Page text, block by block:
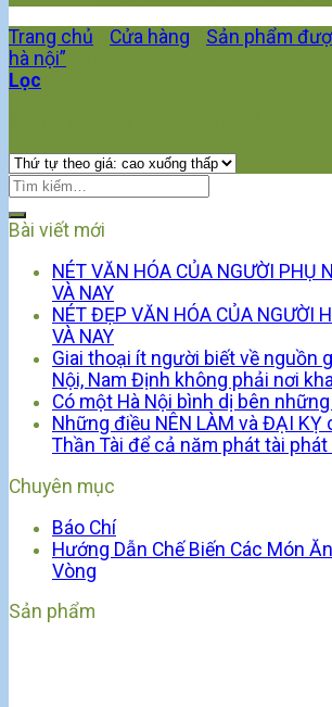
Trang chủ
Cửa hàng
Sản phẩm
hà nội”
Lọc
Bài viết mới
NÉT VĂN HÓA CỦA NGƯỜI PHỤ
VÀ NAY
NÉT ĐẸP VĂN HÓA CỦA NGƯỜI
VÀ NAY
Giai thoại ít người biết về nguồn
Nội, Nam Định không phải nơi
Có một Hà Nội bình dị bên
Những điều NÊN LÀM và ĐẠI KỴ
Thần Tài để cả năm phát tài phát
Chuyên mục
Báo Chí
Hướng Dẫn Chế Biến Các Món
Vòng
Sản phẩm